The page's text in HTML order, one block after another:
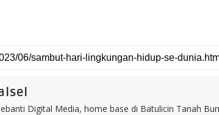
Digital Media, home base di Batulicin Tanah